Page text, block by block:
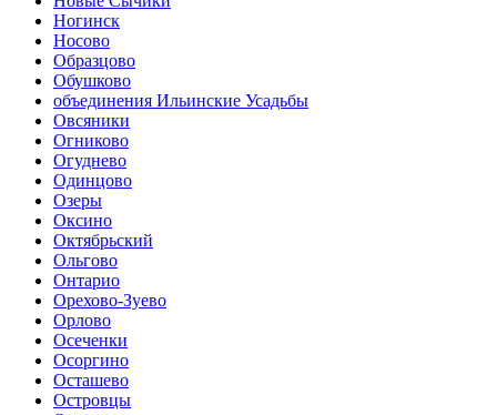
Ногинск
Носово
Образцово
Обушково
объединения Ильинские Усадьбы
Овсяники
Огниково
Огуднево
Одинцово
Озеры
Оксино
Октябрьский
Ольгово
Онтарио
Орехово-Зуево
Орлово
Осеченки
Осоргино
Осташево
Островцы